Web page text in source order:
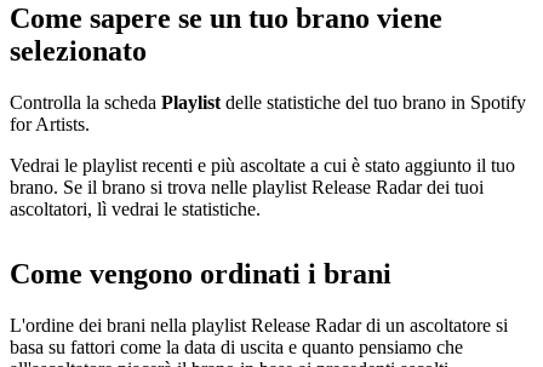
Come sapere se un tuo brano viene
selezionato
Controlla la scheda Playlist delle statistiche del tuo brano in Spotify
for Artists.
Vedrai le playlist recenti e più ascoltate a cui è stato aggiunto il tuo
brano. Se il brano si trova nelle playlist Release Radar dei tuoi
ascoltatori, lì vedrai le statistiche.
Come vengono ordinati i brani
L'ordine dei brani nella playlist Release Radar di un ascoltatore si
basa su fattori come la data di uscita e quanto pensiamo che